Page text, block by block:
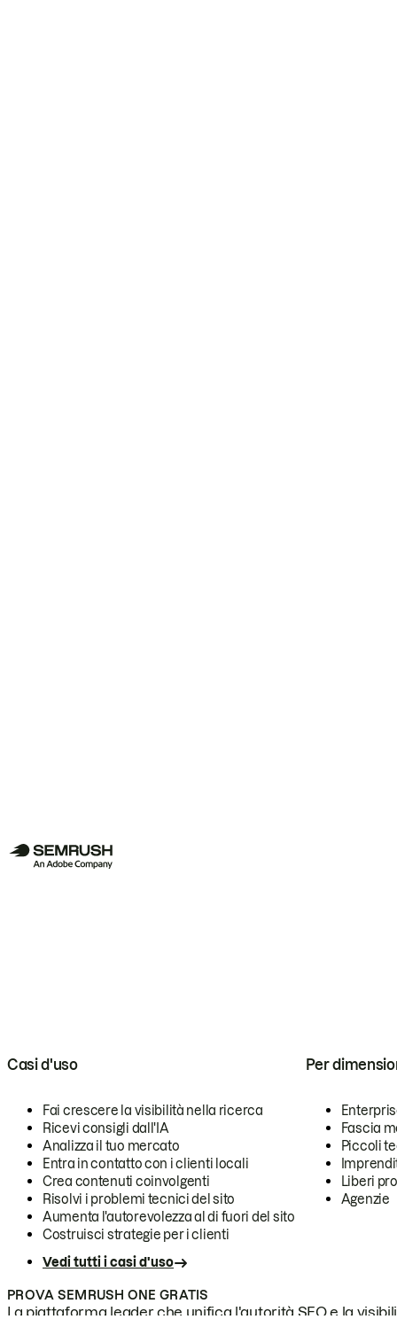
Casi d'uso
Fai crescere la visibilità nella ricerca
Ricevi consigli dall'IA
Analizza il tuo mercato
Entra in contatto con i clienti locali
Crea contenuti coinvolgenti
Risolvi i problemi tecnici del sito
Aumenta l'autorevolezza al di fuori del sito
Costruisci strategie per i clienti
Vedi tutti i casi d'uso
Per
Fascia
Piccoli
Liberi
Agenzie
PROVA SEMRUSH ONE GRATIS
La piattaforma leader che unifica l'autorità SEO e la